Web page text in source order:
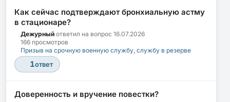
Как сейчас подтверждают бронхиальную астму
в стационаре?
Дежурный ответил на вопрос 16.07.2026
166 просмотров
Призыв на срочную военную службу, службу в резерве
1ответ
Доверенность и вручение повестки?